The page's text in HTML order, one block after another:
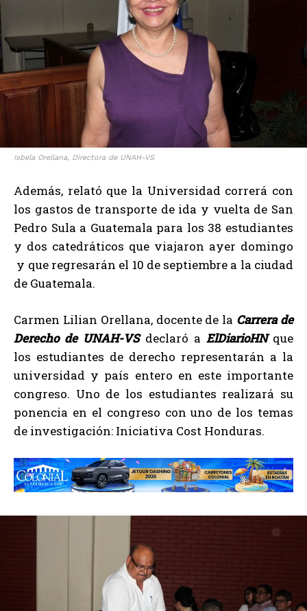
Isbela Orellana, Directora de UNAH-VS
Además, relató que la Universidad correrá con
los gastos de transporte de ida y vuelta de San
Pedro Sula a Guatemala para los 38 estudiantes
y dos catedráticos que viajaron ayer domingo
y que regresarán el 10 de septiembre a la ciudad
de Guatemala.
Carmen Lilian Orellana, docente de la Carrera de
Derecho de UNAH-VSdeclaró a ElDiarioHNque
los estudiantes de derecho representarán a la
universidad y país entero en este importante
congreso. Uno de los estudiantes realizará su
ponencia en el congreso con uno de los temas
de investigación: Iniciativa Cost Honduras.